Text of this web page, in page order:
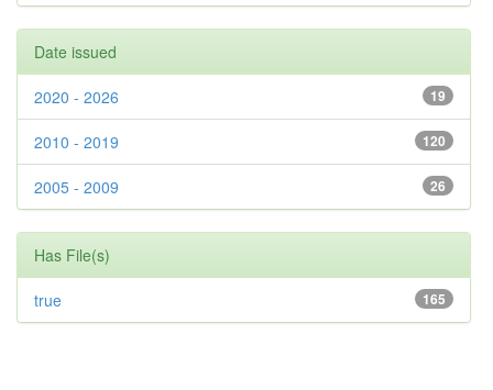
Date issued
19
2020 - 2026
120
2010 - 2019
26
2005 - 2009
Has File(s)
165
true